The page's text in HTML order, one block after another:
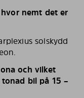
nemt det er
solskydd
och vilket
bil på 15 –